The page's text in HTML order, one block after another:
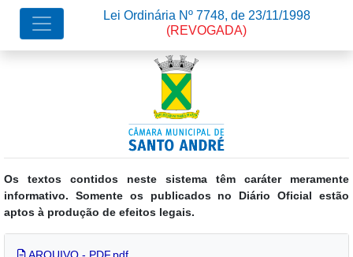
Os textos contidos neste sistema têm caráter meramente
informativo. Somente os publicados no Diário Oficial estão
aptos à produção de efeitos legais.
Lei Ordinária Nº 7748, de 23/11/1998
(REVOGADA)